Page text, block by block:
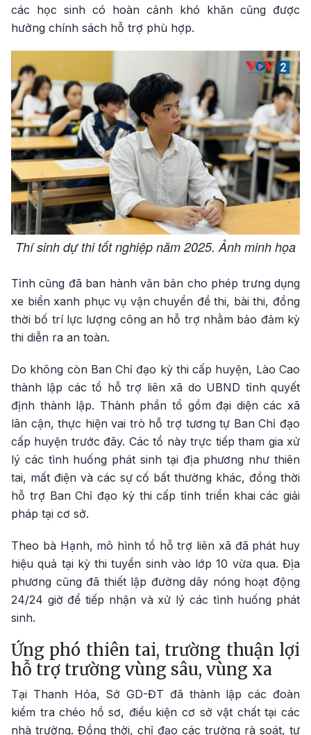
các học sinh có hoàn cảnh khó khăn cũng được
hưởng chính sách hỗ trợ phù hợp.
Thí sinh dự thi tốt nghiệp năm 2025. Ảnh minh họa
Tỉnh cũng đã ban hành văn bản cho phép trưng dụng
xe biển xanh phục vụ vận chuyển đề thi, bài thi, đồng
thời bố trí lực lượng công an hỗ trợ nhằm bảo đảm kỳ
thi diễn ra an toàn.
Do không còn Ban Chỉ đạo kỳ thi cấp huyện, Lào Cao
thành lập các tổ hỗ trợ liên xã do UBND tỉnh quyết
định thành lập. Thành phần tổ gồm đại diện các xã
lân cận, thực hiện vai trò hỗ trợ tương tự Ban Chỉ đạo
cấp huyện trước đây. Các tổ này trực tiếp tham gia xử
lý các tình huống phát sinh tại địa phương như thiên
tai, mất điện và các sự cố bất thường khác, đồng thời
hỗ trợ Ban Chỉ đạo kỳ thi cấp tỉnh triển khai các giải
pháp tại cơ sở.
Theo bà Hạnh, mô hình tổ hỗ trợ liên xã đã phát huy
hiệu quả tại kỳ thi tuyển sinh vào lớp 10 vừa qua. Địa
phương cũng đã thiết lập đường dây nóng hoạt động
24/24 giờ để tiếp nhận và xử lý các tình huống phát
sinh.
Ứng phó thiên tai, trường thuận lợi
hỗ trợ trường vùng sâu, vùng xa
Tại Thanh Hóa, Sở GD-ĐT đã thành lập các đoàn
kiểm tra chéo hồ sơ, điều kiện cơ sở vật chất tại các
nhà trường. Đồng thời, chỉ đạo các trường rà soát, tự